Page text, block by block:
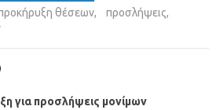
θέσεων, προσλήψεις,
για προσλήψεις μονίμων